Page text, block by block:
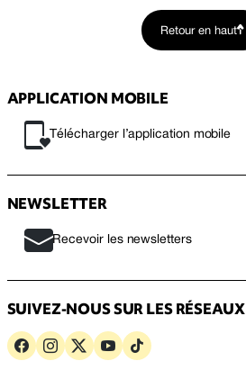
Retour en haut
APPLICATION MOBILE
Télécharger l’application mobile
NEWSLETTER
Recevoir les newsletters
SUIVEZ-NOUS SUR LES RÉSEAUX